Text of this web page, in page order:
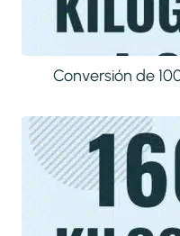
Conversión de